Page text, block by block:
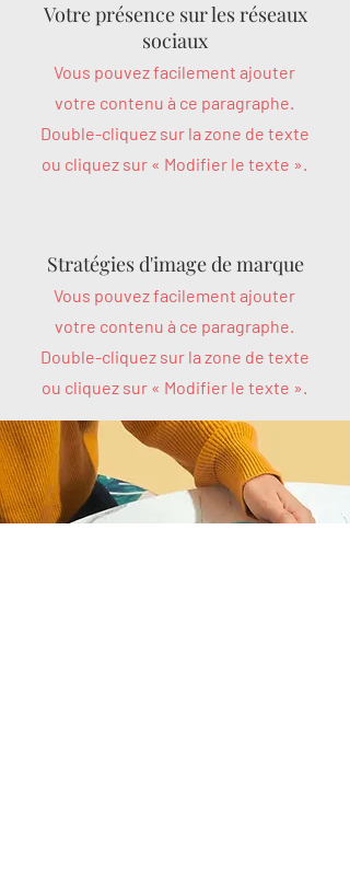
Votre présence sur les réseaux
sociaux
Vous pouvez facilement ajouter
votre contenu à ce paragraphe.
Double-cliquez sur la zone de texte
ou cliquez sur « Modifier le texte ».
Stratégies d'image de marque
Vous pouvez facilement ajouter
votre contenu à ce paragraphe.
Double-cliquez sur la zone de texte
ou cliquez sur « Modifier le texte ».